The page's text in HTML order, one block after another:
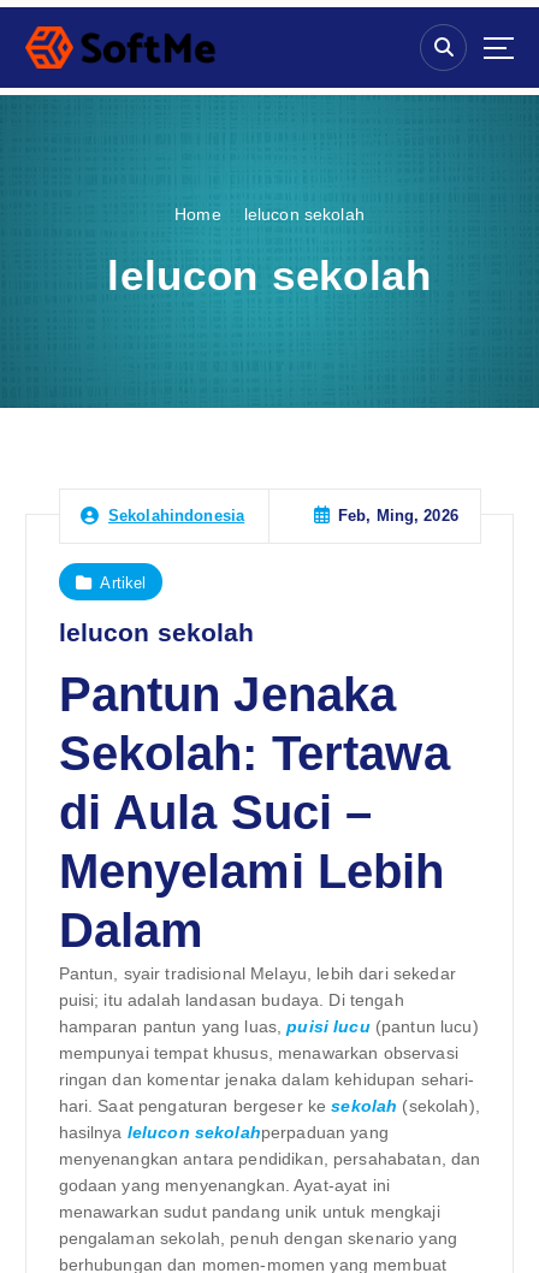
S
p
Home lelucon sekolah
lelucon sekolah
Sekolahindonesia Feb, Ming, 2026
Artikel
lelucon sekolah
Pantun Jenaka
Sekolah: Tertawa
di Aula Suci –
Menyelami Lebih
Dalam
Pantun, syair tradisional Melayu, lebih dari sekedar
puisi; itu adalah landasan budaya. Di tengah
hamparan pantun yang luas,puisi lucu(pantun lucu)
mempunyai tempat khusus, menawarkan observasi
ringan dan komentar jenaka dalam kehidupan sehari-
hari. Saat pengaturan bergeser kesekolah (sekolah),
hasilnya lelucon sekolahperpaduan yang
menyenangkan antara pendidikan, persahabatan, dan
godaan yang menyenangkan. Ayat-ayat ini
menawarkan sudut pandang unik untuk mengkaji
pengalaman sekolah, penuh dengan skenario yang
berhubungan dan momen-momen yang membuat